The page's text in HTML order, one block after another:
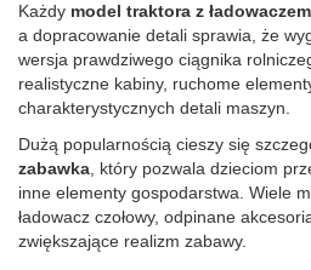
Każdy model traktora z ładowaczem
a dopracowanie detali sprawia, że
wersja prawdziwego ciągnika
realistyczne kabiny, ruchome
charakterystycznych detali maszyn.
Dużą popularnością cieszy się
zabawka, który pozwala dzieciom
inne elementy gospodarstwa. Wiele
ładowacz czołowy, odpinane
zwiększające realizm zabawy.